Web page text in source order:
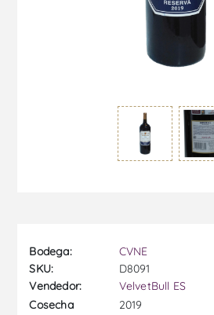
Bodega:
CVNE
SKU:
D8091
Vendedor:
VelvetBull ES
Cosecha
2019